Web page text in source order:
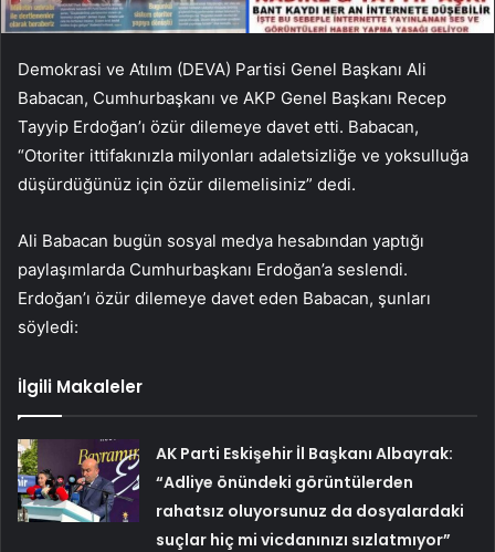
Demokrasi ve Atılım (DEVA) Partisi Genel Başkanı Ali
Babacan, Cumhurbaşkanı ve AKP Genel Başkanı Recep
Tayyip Erdoğan’ı özür dilemeye davet etti. Babacan,
“Otoriter ittifakınızla milyonları adaletsizliğe ve yoksulluğa
düşürdüğünüz için özür dilemelisiniz” dedi.
Ali Babacan bugün sosyal medya hesabından yaptığı
paylaşımlarda Cumhurbaşkanı Erdoğan’a seslendi.
Erdoğan’ı özür dilemeye davet eden Babacan, şunları
söyledi:
İlgili Makaleler
AK Parti Eskişehir İl Başkanı Albayrak:
“Adliye önündeki görüntülerden
rahatsız oluyorsunuz da dosyalardaki
suçlar hiç mi vicdanınızı sızlatmıyor”